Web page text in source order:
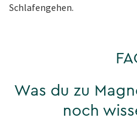
Schlafengehen.
Was du zu
noch